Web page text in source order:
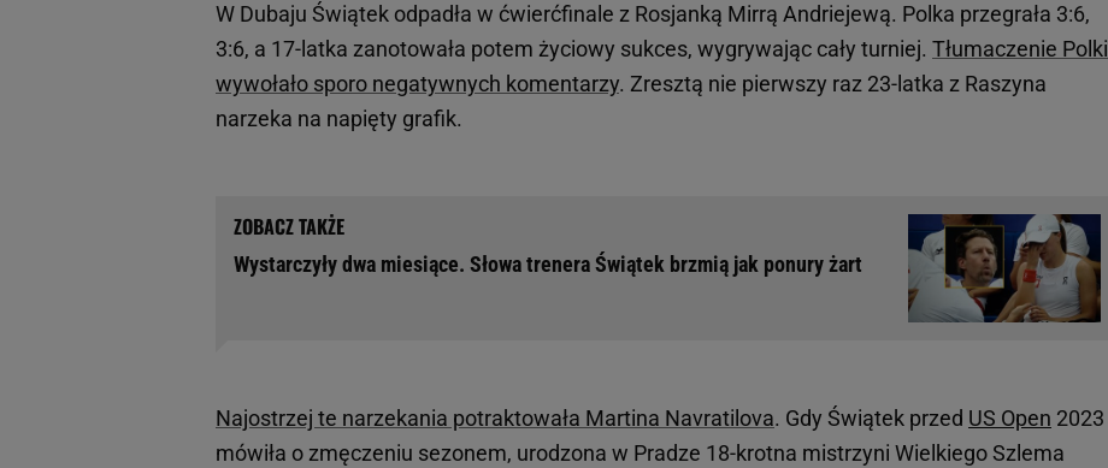
W Dubaju Świątek odpadła w ćwierćfinale z Rosjanką Mirrą Andriejewą. Polka przegrała 3:6,
3:6, a 17-latka zanotowała potem życiowy sukces, wygrywając cały turniej. Tłumaczenie Polki
wywołało sporo negatywnych komentarzy. Zresztą nie pierwszy raz 23-latka z Raszyna
narzeka na napięty grafik.
Wystarczyły dwa miesiące. Słowa trenera Świątek brzmią jak ponury żart
Najostrzej te narzekania potraktowała Martina Navratilova. Gdy Świątek przed US Open 2023
mówiła o zmęczeniu sezonem, urodzona w Pradze 18-krotna mistrzyni Wielkiego Szlema